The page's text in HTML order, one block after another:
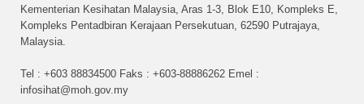
Kementerian Kesihatan Malaysia, Aras 1-3, Blok E10, Kompleks E,
Kompleks Pentadbiran Kerajaan Persekutuan, 62590 Putrajaya,
Malaysia.
Tel : +603 88834500 Faks : +603-88886262 Emel :
infosihat@moh.gov.my